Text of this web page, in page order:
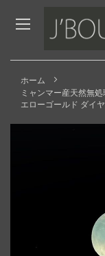
to
Content
ホーム
ミャンマー産天然無
エローゴールド ダイ
Skip